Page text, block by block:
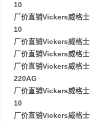
10
厂价直销Vickers威格
10
厂价直销Vickers威格
厂价直销Vickers威格
厂价直销Vickers威格
220AG
厂价直销Vickers威格
10
厂价直销Vickers威格